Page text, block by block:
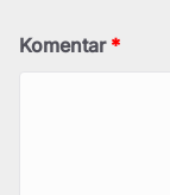
Komentar *